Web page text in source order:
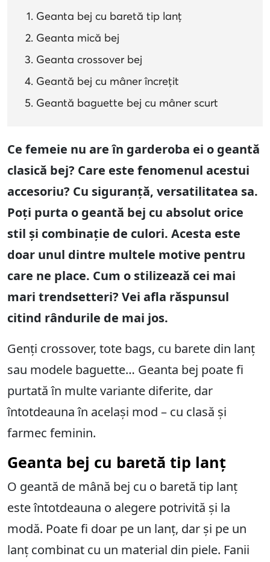
Geanta bej cu baretă tip lanț
Geanta mică bej
Geanta crossover bej
Geantă bej cu mâner încrețit
Geantă baguette bej cu mâner scurt
Ce femeie nu are în garderoba ei o geantă
clasică bej? Care este fenomenul acestui
accesoriu? Cu siguranță, versatilitatea sa.
Poți purta o geantă bej cu absolut orice
stil și combinație de culori. Acesta este
doar unul dintre multele motive pentru
care ne place. Cum o stilizează cei mai
mari trendsetteri? Vei afla răspunsul
citind rândurile de mai jos.
Genți crossover, tote bags, cu barete din lanț
sau modele baguette… Geanta bej poate fi
purtată în multe variante diferite, dar
întotdeauna în același mod – cu clasă și
farmec feminin.
Geanta bej cu baretă tip lanț
O geantă de mână bej cu o baretă tip lanț
este întotdeauna o alegere potrivită și la
modă. Poate fi doar pe un lanț, dar și pe un
lanț combinat cu un material din piele. Fanii